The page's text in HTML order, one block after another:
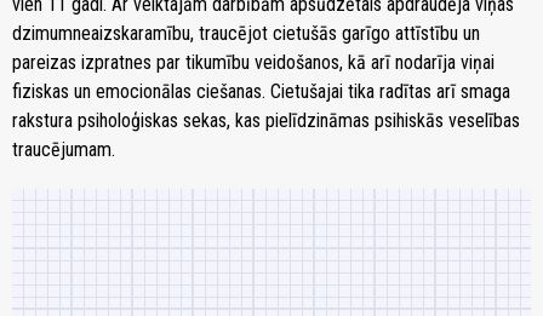
dzimumneaizskaramību, traucējot cietušās garīgo attīstību un
pareizas izpratnes par tikumību veidošanos, kā arī nodarīja viņai
fiziskas un emocionālas ciešanas. Cietušajai tika radītas arī smaga
rakstura psiholoģiskas sekas, kas pielīdzināmas psihiskās veselības
traucējumam.